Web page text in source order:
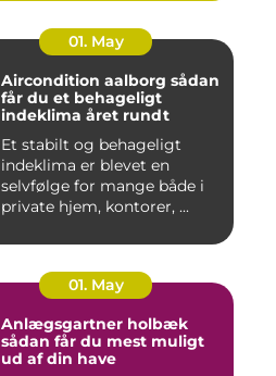
01. May
Aircondition aalborg sådan
får du et behageligt
indeklima året rundt
Et stabilt og behageligt
indeklima er blevet en
selvfølge for mange både i
private hjem, kontorer, ...
01. May
Anlægsgartner holbæk
sådan får du mest muligt
ud af din have